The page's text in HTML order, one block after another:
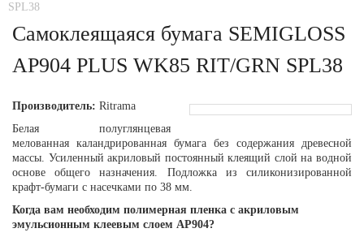
SPL38
Самоклеящаяся бумага SEMIGLOSS
AP904 PLUS WK85 RIT/GRN SPL38
Производитель: Ritrama
Белая полуглянцевая
мелованная каландрированная бумага без содержания древесной
массы. Усиленный акриловый постоянный клеящий слой на водной
основе общего назначения. Подложка из силиконизированной
крафт-бумаги с насечками по 38 мм.
Когда вам необходим полимерная пленка с акриловым
эмульсионным клеевым слоем AP904?